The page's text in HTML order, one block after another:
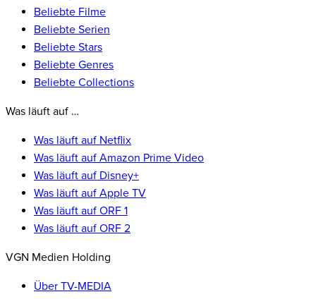
Beliebte Filme
Beliebte Serien
Beliebte Stars
Beliebte Genres
Beliebte Collections
Was läuft auf …
Was läuft auf Netflix
Was läuft auf Amazon Prime Video
Was läuft auf Disney+
Was läuft auf Apple TV
Was läuft auf ORF 1
Was läuft auf ORF 2
VGN Medien Holding
Über TV-MEDIA